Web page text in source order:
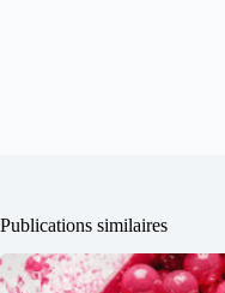
Publications similaires